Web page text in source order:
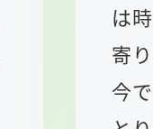
は
寄
今